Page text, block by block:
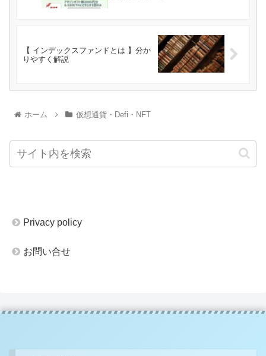
【 インデックスファンドとは 】分か
りやすく解説
ホーム 仮想通貨・Defi・NFT
Privacy policy
お問い合せ